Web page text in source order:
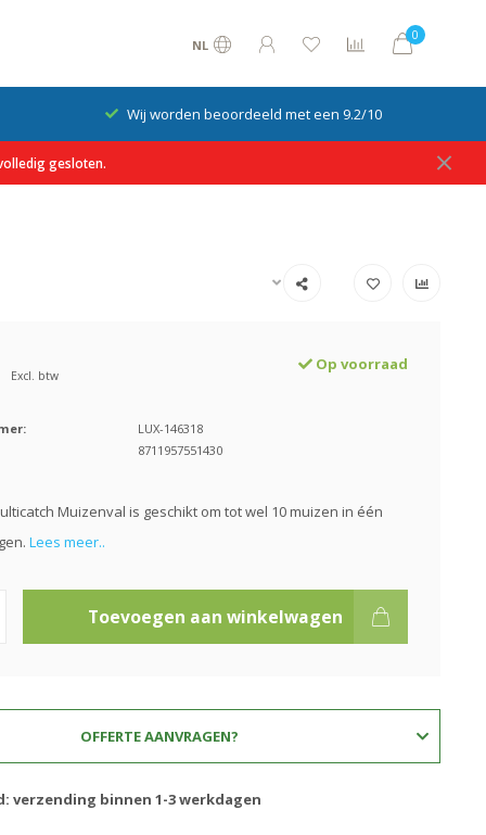
NL
0
Wij worden beoordeeld met een 9.2/10
gesloten.
Excl. btw
Op voorraad
LUX-146318
8711957551430
Muizenval is geschikt om tot wel 10 muizen in één
Lees meer..
Toevoegen aan winkelwagen
OFFERTE AANVRAGEN?
verzending binnen 1-3 werkdagen